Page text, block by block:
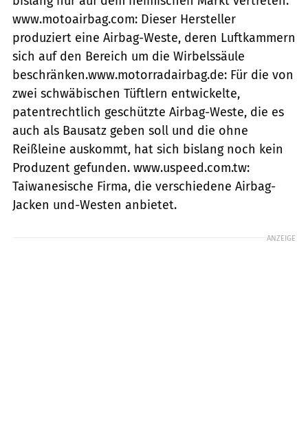
www.motoairbag.com: Dieser Hersteller
produziert eine Airbag-Weste, deren Luftkammern
sich auf den Bereich um die Wirbelssäule
beschränken.www.motorradairbag.de: Für die von
zwei schwäbischen Tüftlern entwickelte,
patentrechtlich geschützte Airbag-Weste, die es
auch als Bausatz geben soll und die ohne
Reißleine auskommt, hat sich bislang noch kein
Produzent gefunden. www.uspeed.com.tw:
Taiwanesische Firma, die verschiedene Airbag-
Jacken und-Westen anbietet.
ANZEIGE